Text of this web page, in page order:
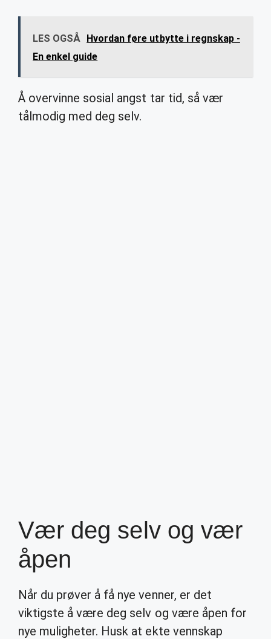
LES OGSÅ Hvordan føre utbytte i regnskap -
En enkel guide
Å overvinne sosial angst tar tid, så vær
tålmodig med deg selv.
Vær deg selv og vær
åpen
Når du prøver å få nye venner, er det
viktigste å være deg selv og være åpen for
nye muligheter. Husk at ekte vennskap